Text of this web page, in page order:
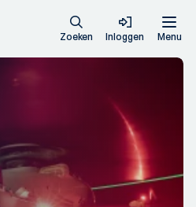
Zoeken Inloggen Menu